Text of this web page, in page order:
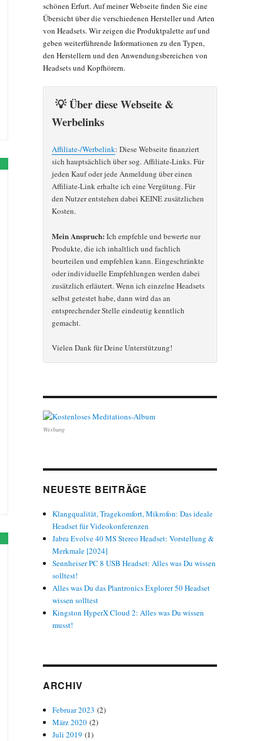
schönen Erfurt. Auf meiner Webseite finden Sie eine
Übersicht über die verschiedenen Hersteller und Arten
von Headsets. Wir zeigen die Produktpalette auf und
geben weiterführende Informationen zu den Typen,
den Herstellern und den Anwendungsbereichen von
Headsets und Kopfhörern.
💡 Über diese Webseite &
Werbelinks
Affiliate-/Werbelink: Diese Webseite finanziert
sich hauptsächlich über sog. Affiliate-Links. Für
jeden Kauf oder jede Anmeldung über einen
Affiliate-Link erhalte ich eine Vergütung. Für
den Nutzer entstehen dabei KEINE zusätzlichen
Kosten.
Mein Anspruch: Ich empfehle und bewerte nur
Produkte, die ich inhaltlich und fachlich
beurteilen und empfehlen kann. Eingeschränkte
oder individuelle Empfehlungen werden dabei
zusätzlich erläutert. Wenn ich einzelne Headsets
selbst getestet habe, dann wird das an
entsprechender Stelle eindeutig kenntlich
gemacht.
Vielen Dank für Deine Unterstützung!
Werbung
NEUESTE BEITRÄGE
Klangqualität, Tragekomfort, Mikrofon: Das ideale
Headset für Videokonferenzen
Jabra Evolve 40 MS Stereo Headset: Vorstellung &
Merkmale [2024]
Sennheiser PC 8 USB Headset: Alles was Du wissen
solltest!
Alles was Du das Plantronics Explorer 50 Headset
wissen solltest
Kingston HyperX Cloud 2: Alles was Du wissen
musst!
ARCHIV
Februar 2023 (2)
März 2020 (2)
Juli 2019 (1)